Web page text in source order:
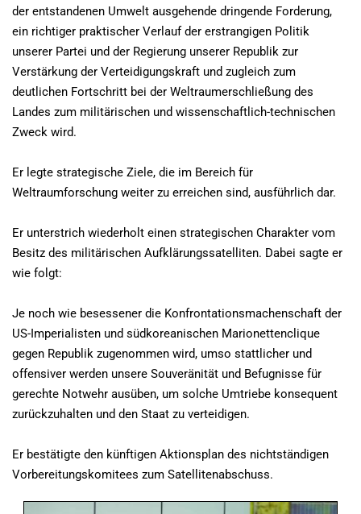
der entstandenen Umwelt ausgehende dringende Forderung,
ein richtiger praktischer Verlauf der erstrangigen Politik
unserer Partei und der Regierung unserer Republik zur
Verstärkung der Verteidigungskraft und zugleich zum
deutlichen Fortschritt bei der Weltraumerschließung des
Landes zum militärischen und wissenschaftlich-technischen
Zweck wird.
Er legte strategische Ziele, die im Bereich für
Weltraumforschung weiter zu erreichen sind, ausführlich dar.
Er unterstrich wiederholt einen strategischen Charakter vom
Besitz des militärischen Aufklärungssatelliten. Dabei sagte er
wie folgt:
Je noch wie besessener die Konfrontationsmachenschaft der
US-Imperialisten und südkoreanischen Marionettenclique
gegen Republik zugenommen wird, umso stattlicher und
offensiver werden unsere Souveränität und Befugnisse für
gerechte Notwehr ausüben, um solche Umtriebe konsequent
zurückzuhalten und den Staat zu verteidigen.
Er bestätigte den künftigen Aktionsplan des nichtständigen
Vorbereitungskomitees zum Satellitenabschuss.